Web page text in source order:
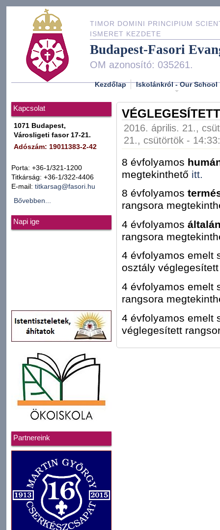
TIMOR DOMINI PRINCIPIUM
ISMERET KEZDETE
Budapest-Fasori
OM azonosító: 035261.
Kezdőlap Iskolánkról - Our School
Kapcsolat
1071 Budapest,
Városligeti fasor 17-21.
Adószám: 19011383-2-42
Porta: +36-1/321-1200
Titkárság: +36-1/322-4406
E-mail: titkarsag@fasori.hu
Bővebben...
Napi ige
Partnereink
2016. április. 21.,
21., csütörtök -
8 évfolyamos
megtekinthető itt.
8 évfolyamos
rangsora
4 évfolyamos
rangsora
4 évfolyamos emelt
osztály
4 évfolyamos emelt
rangsora
4 évfolyamos emelt
véglegesített